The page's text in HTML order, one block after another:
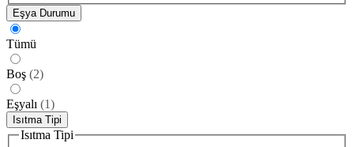
Eşya Durumu
Tümü
Boş (2)
Eşyalı (1)
Isıtma Tipi
Isıtma Tipi